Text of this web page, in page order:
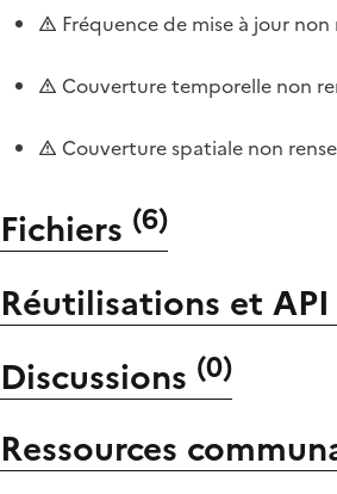
Fréquence de mise à jour
Couverture temporelle non
Couverture spatiale non
Fichiers (6)
Réutilisations et API
Discussions (0)
Ressources